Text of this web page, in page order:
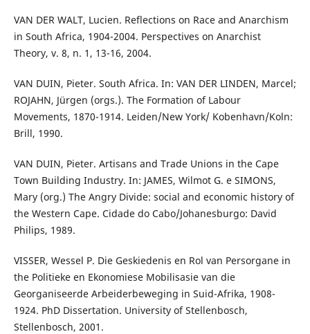
VAN DER WALT, Lucien. Reflections on Race and Anarchism
in South Africa, 1904-2004. Perspectives on Anarchist
Theory, v. 8, n. 1, 13-16, 2004.
VAN DUIN, Pieter. South Africa. In: VAN DER LINDEN, Marcel;
ROJAHN, Jürgen (orgs.). The Formation of Labour
Movements, 1870-1914. Leiden/New York/ Kobenhavn/Koln:
Brill, 1990.
VAN DUIN, Pieter. Artisans and Trade Unions in the Cape
Town Building Industry. In: JAMES, Wilmot G. e SIMONS,
Mary (org.) The Angry Divide: social and economic history of
the Western Cape. Cidade do Cabo/Johanesburgo: David
Philips, 1989.
VISSER, Wessel P. Die Geskiedenis en Rol van Persorgane in
the Politieke en Ekonomiese Mobilisasie van die
Georganiseerde Arbeiderbeweging in Suid-Afrika, 1908-
1924. PhD Dissertation. University of Stellenbosch,
Stellenbosch, 2001.